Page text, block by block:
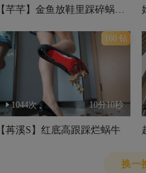
【芊芊】金鱼放鞋里踩碎蜗牛 鞋跟插鱼
160 钻
1044次 10分10秒
【苒溪S】红底高跟踩烂蜗牛
换一